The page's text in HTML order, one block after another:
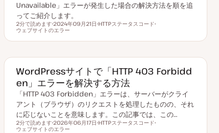
Unavailable」エラーが発生した場合の解決方法を順を追
ってご紹介します。
読むのにかかる時間
2分で読めます
更
日
2024年09月21日
ッ
HTTPステータスコード
ッ
ウェブサイトのエラー
WordPressサイトで「HTTP 403 Forbidd
en」エラーを解決する方法
「HTTP 403 Forbidden」エラーは、サーバーがクライ
アント（ブラウザ）のリクエストを処理したものの、それ
に応じないことを意味します。この記事では、この…
読むのにかかる時間
2分で読めます
更
2026年06月17日 HTTPステータスコード
ウェブサイトのエラー